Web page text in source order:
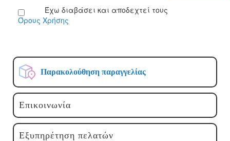
Παρακολούθηση παραγγελίας
Επικοινωνία
Εξυπηρέτηση πελατών
Δελτίο: Έχω διαβάσει και αποδεχτεί τους
Όρους Χρήσης